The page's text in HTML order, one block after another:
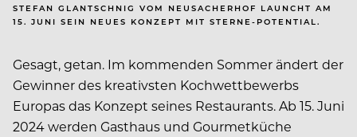
STEFAN GLANTSCHNIG VOM NEUSACHERHOF LAUNCHT AM
15. JUNI SEIN NEUES KONZEPT MIT STERNE-POTENTIAL.
Gesagt, getan. Im kommenden Sommer ändert der
Gewinner des kreativsten Kochwettbewerbs
Europas das Konzept seines Restaurants. Ab 15. Juni
2024 werden Gasthaus und Gourmetküche